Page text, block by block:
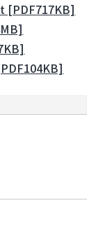
[PDF717KB]